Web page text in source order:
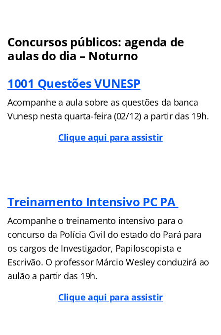
Concursos públicos: agenda de
aulas do dia – Noturno
1001 Questões VUNESP
Acompanhe a aula sobre as questões da banca
Vunesp nesta quarta-feira (02/12) a partir das 19h.
Clique aqui para assistir
Treinamento Intensivo PC PA
Acompanhe o treinamento intensivo para o
concurso da Polícia Civil do estado do Pará para
os cargos de Investigador, Papiloscopista e
Escrivão. O professor Márcio Wesley conduzirá ao
aulão a partir das 19h.
Clique aqui para assistir